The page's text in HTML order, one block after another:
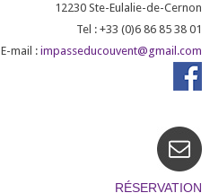
12230 Ste-Eulalie-de-Cernon
Tel : +33 (0)6 86 85 38 01
E-mail : impasseducouvent@gmail.com
RÉSERVATION